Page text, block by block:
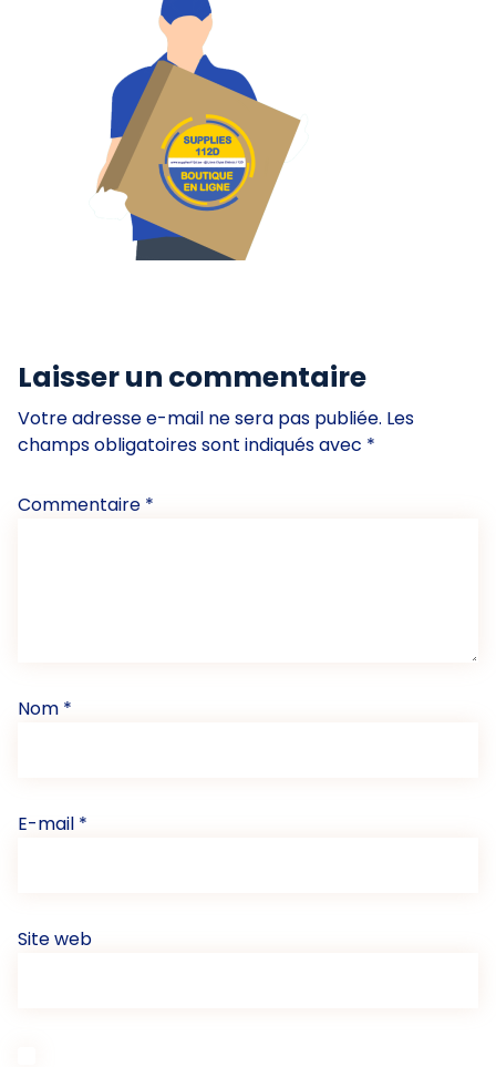
Laisser un commentaire
Votre adresse e-mail ne sera pas publiée. Les
champs obligatoires sont indiqués avec *
Commentaire *
Nom *
E-mail *
Site web